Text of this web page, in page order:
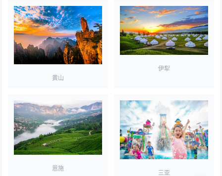
黄山
伊犁
恩施
三亚